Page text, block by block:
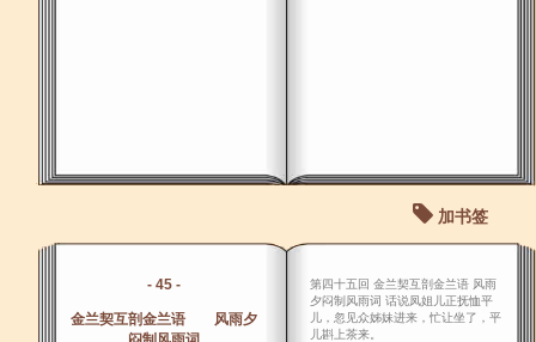
加书签
- 45 -
金兰契互剖金兰语 风雨夕
第四十五回 金兰契互剖金兰语 风雨
夕闷制风雨词 话说凤姐儿正抚恤平
儿，忽见众姊妹进来，忙让坐了，平
儿斟上茶来。